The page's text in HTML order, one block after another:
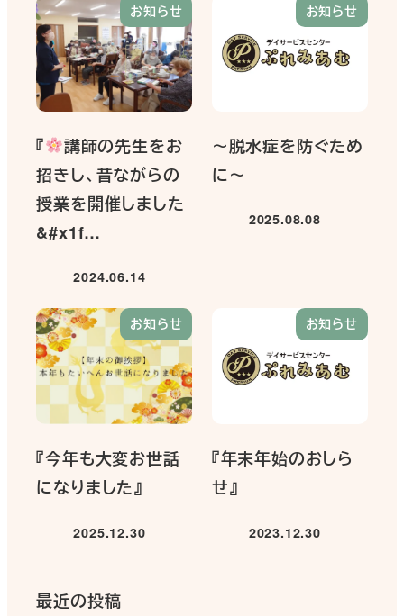
お知らせ
『
講師の先生をお
招きし、昔ながらの
授業を開催しました
&#x1f…
投稿日
2024.06.14
お知らせ
～脱水症を防ぐため
に～
投稿日
2025.08.08
お知らせ
『今年も大変お世話
になりました』
投稿日
2025.12.30
お知らせ
『年末年始のおしら
せ』
投稿日
2023.12.30
最近の投稿